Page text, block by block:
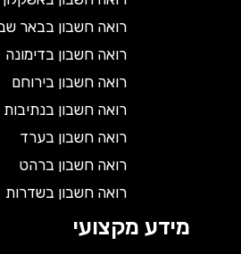
רואה חשבון בבאר שבע
רואה חשבון בדימונה
רואה חשבון בירוחם
רואה חשבון בנתיבות
רואה חשבון בערד
רואה חשבון ברהט
רואה חשבון בשדרות
מידע מקצועי